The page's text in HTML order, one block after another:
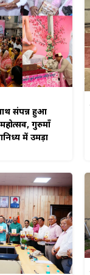
संपन्न हुआ
गुरुमाँ
में उमड़ा